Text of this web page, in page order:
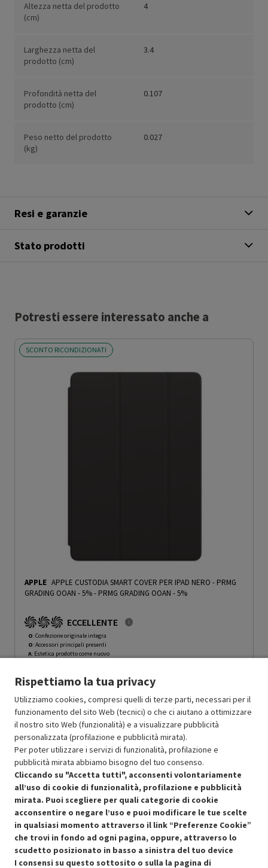
Altezza netta del prodotto
(cm)
4
Larghezza netta del
prodotto (cm)
3.4
Profondità netta del
prodotto (cm)
0.107
Peso netto del prodotto
(kg)
0.027
Resi e garanzie
Stato prodotti
Potresti essere interessato anche a
SCONTO RICONDIZIONATI
APPLE APPLE CUSTODIA SMART COVER PER IPAD NERO - PRMG
GRADING OOAN - 5%- PRMG GRADING OOAN - 5%
ECCELLENTE
O: Confezione originale integra
O: Accessori principali presenti
A: Estetica prodotto come nuovo
Prodotto Nuovo 59.00 -5%
Ricondizionato Prezzo ridotto da
56.05a-50%
In Promozione 28.02
Aggiungi al carrello
SCONTO RICONDIZIONATI
Approfitta dello sconto del 50% sul prodotto ricondizionato.
Rispettiamo la tua privacy
Utilizziamo cookies, compresi quelli di terze parti, necessari per il
funzionamento del sito Web (tecnici) o che ci aiutano a ottimizzare
il nostro sito Web (funzionalità) e a visualizzare pubblicità
personalizzata (profilazione e pubblicità mirata).
Per poter utilizzare i servizi di funzionalità, profilazione e
pubblicità mirata abbiamo bisogno del tuo consenso.
Cliccando su "Accetta tutti", acconsenti volontariamente
all’uso di cookie di funzionalità, profilazione e pubblicità
mirata. Puoi scegliere per quali categorie di cookie
acconsentire o negare l’uso e puoi modificare le tue scelte
in qualsiasi momento attraverso il link “Preferenze Cookie”
che trovi in fondo ad ogni pagina, oppure, attraverso lo
scudetto posizionato in basso a sinistra del tuo device
I consensi su questo sottosito o sulla la pagina di